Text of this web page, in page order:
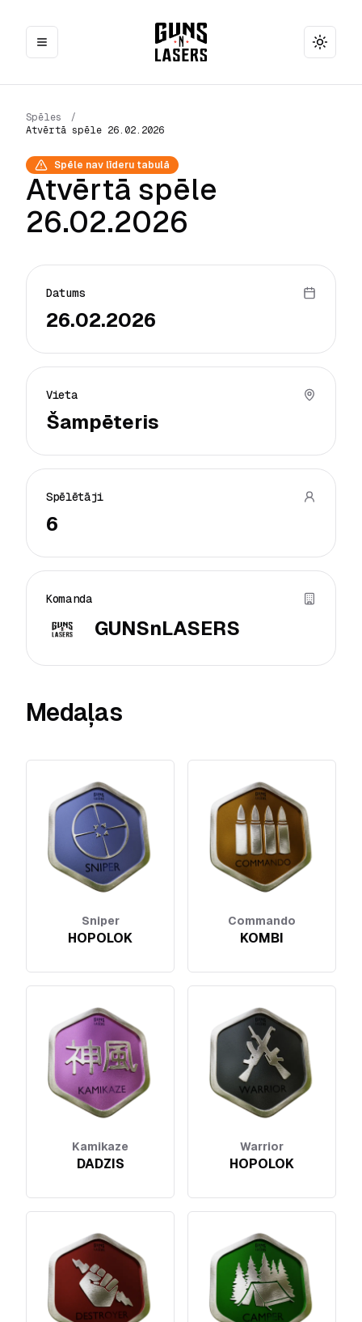
Toggle
Spēles
/
Atvērtā spēle 26.02.2026
Spēle nav līderu tabulā
Atvērtā spēle
26.02.2026
Datums
26.02.2026
Vieta
Šampēteris
Spēlētāji
6
Komanda
GUNSnLASERS
Medaļas
Sniper
HOPOLOK
Commando
KOMBI
Kamikaze
DADZIS
Warrior
HOPOLOK